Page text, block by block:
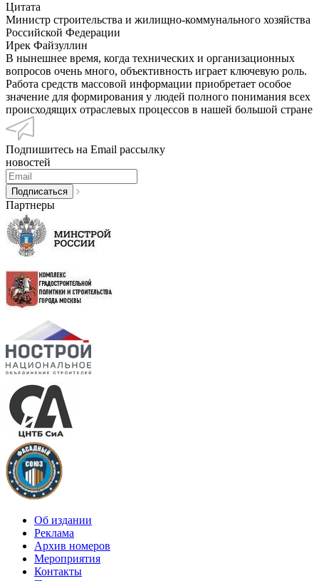
Цитата
Министр строительства и жилищно-коммунального хозяйства
Российской Федерации
Ирек Файзуллин
В нынешнее время, когда технических и организационных
вопросов очень много, объективность играет ключевую роль.
Работа средств массовой информации приобретает особое
значение для формирования у людей полного понимания всех
происходящих отраслевых процессов в нашей большой стране
Подпишитесь на Email рассылку
новостей
Партнеры
Об издании
Реклама
Архив номеров
Мероприятия
Контакты